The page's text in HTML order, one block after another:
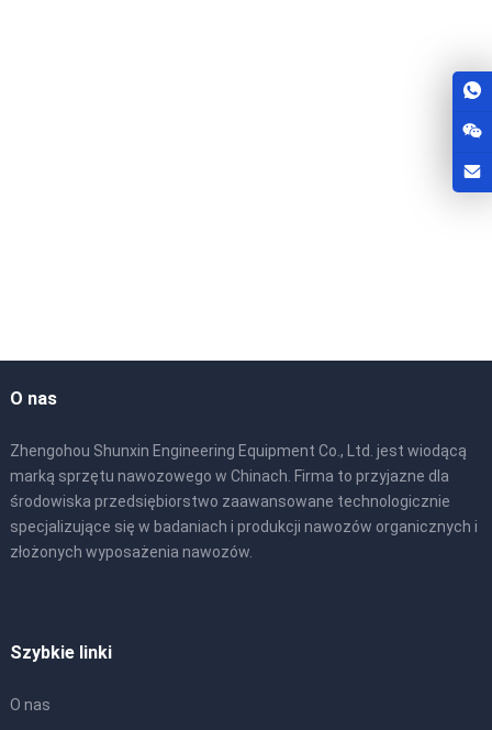
O nas
Zhengohou Shunxin Engineering Equipment Co., Ltd. jest wiodącą
marką sprzętu nawozowego w Chinach. Firma to przyjazne dla
środowiska przedsiębiorstwo zaawansowane technologicznie
specjalizujące się w badaniach i produkcji nawozów organicznych i
złożonych wyposażenia nawozów.
Szybkie linki
O nas